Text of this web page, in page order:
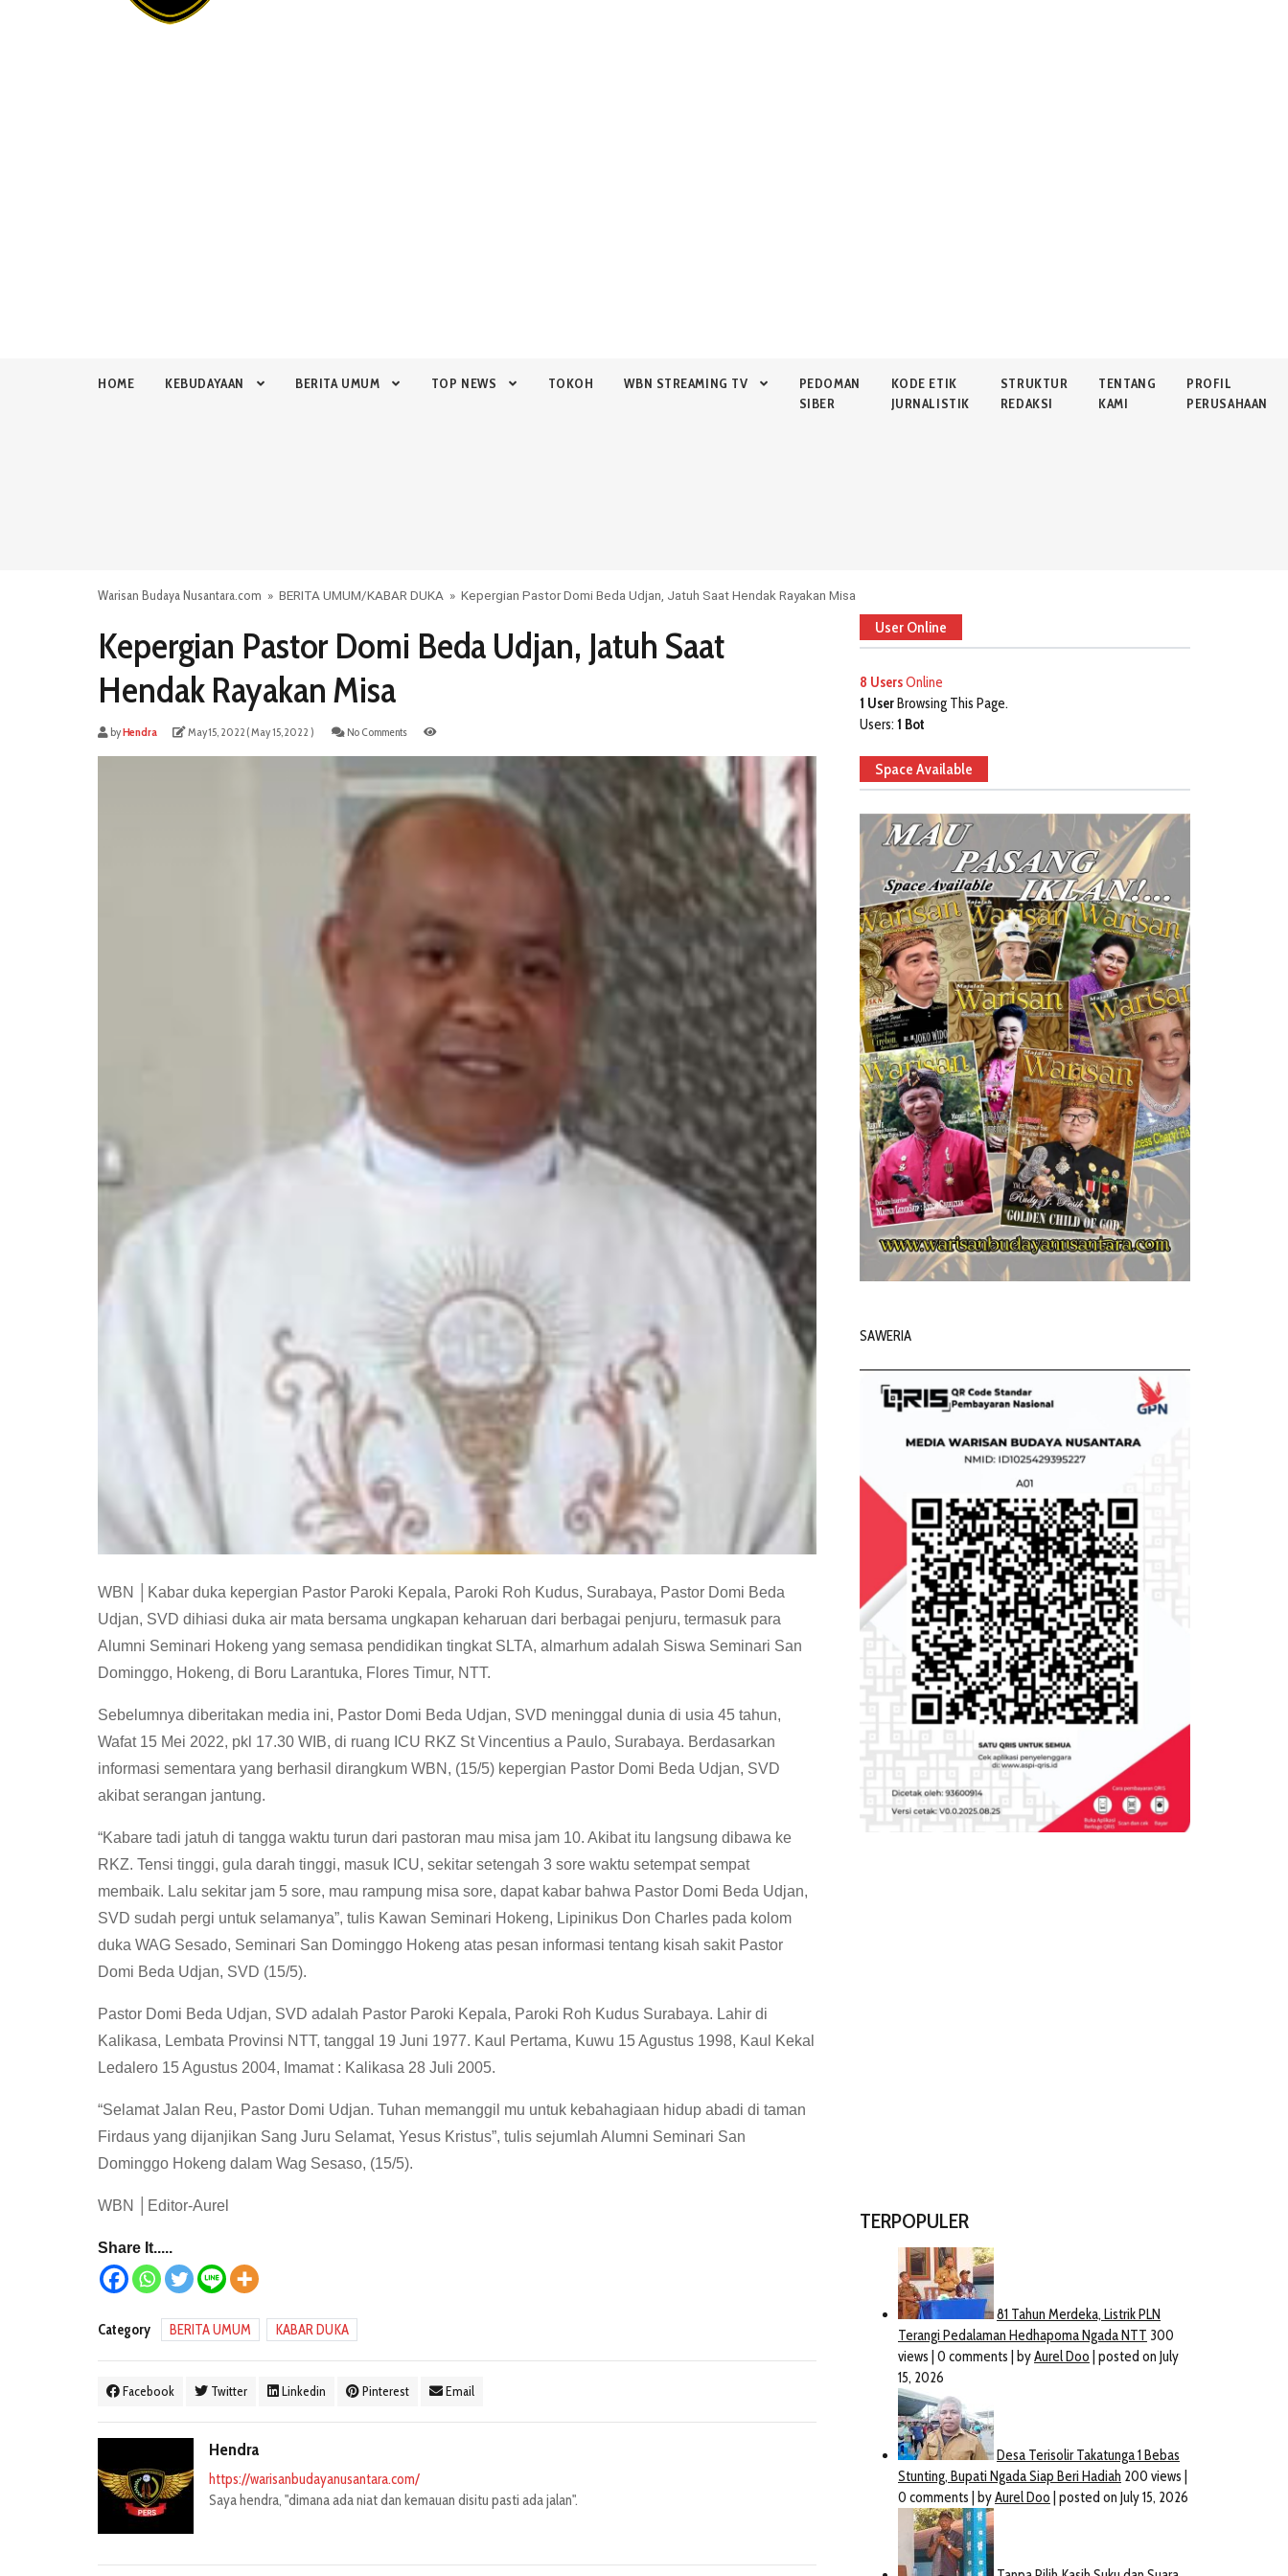
HOME KEBUDAYAAN BERITA UMUM TOP NEWS TOKOH WBN STREAMING TV
PEDOMAN
SIBER
KODE ETIK
JURNALISTIK
STRUKTUR
REDAKSI
TENTANG
KAMI
PROFIL
PERUSAHAAN
Warisan Budaya Nusantara.com » BERITA UMUM/KABAR DUKA » Kepergian Pastor Domi Beda Udjan, Jatuh Saat Hendak Rayakan Misa
Kepergian Pastor Domi Beda Udjan, Jatuh Saat
Hendak Rayakan Misa
byHendra May 15, 2022 ( May 15, 2022 ) No Comments
WBN │Kabar duka kepergian Pastor Paroki Kepala, Paroki Roh Kudus, Surabaya, Pastor Domi Beda
Udjan, SVD dihiasi duka air mata bersama ungkapan keharuan dari berbagai penjuru, termasuk para
Alumni Seminari Hokeng yang semasa pendidikan tingkat SLTA, almarhum adalah Siswa Seminari San
Dominggo, Hokeng, di Boru Larantuka, Flores Timur, NTT.
Sebelumnya diberitakan media ini, Pastor Domi Beda Udjan, SVD meninggal dunia di usia 45 tahun,
Wafat 15 Mei 2022, pkl 17.30 WIB, di ruang ICU RKZ St Vincentius a Paulo, Surabaya. Berdasarkan
informasi sementara yang berhasil dirangkum WBN, (15/5) kepergian Pastor Domi Beda Udjan, SVD
akibat serangan jantung.
“Kabare tadi jatuh di tangga waktu turun dari pastoran mau misa jam 10. Akibat itu langsung dibawa ke
RKZ. Tensi tinggi, gula darah tinggi, masuk ICU, sekitar setengah 3 sore waktu setempat sempat
membaik. Lalu sekitar jam 5 sore, mau rampung misa sore, dapat kabar bahwa Pastor Domi Beda Udjan,
SVD sudah pergi untuk selamanya”, tulis Kawan Seminari Hokeng, Lipinikus Don Charles pada kolom
duka WAG Sesado, Seminari San Dominggo Hokeng atas pesan informasi tentang kisah sakit Pastor
Domi Beda Udjan, SVD (15/5).
Pastor Domi Beda Udjan, SVD adalah Pastor Paroki Kepala, Paroki Roh Kudus Surabaya. Lahir di
Kalikasa, Lembata Provinsi NTT, tanggal 19 Juni 1977. Kaul Pertama, Kuwu 15 Agustus 1998, Kaul Kekal
Ledalero 15 Agustus 2004, Imamat : Kalikasa 28 Juli 2005.
“Selamat Jalan Reu, Pastor Domi Udjan. Tuhan memanggil mu untuk kebahagiaan hidup abadi di taman
Firdaus yang dijanjikan Sang Juru Selamat, Yesus Kristus”, tulis sejumlah Alumni Seminari San
Dominggo Hokeng dalam Wag Sesaso, (15/5).
WBN │Editor-Aurel
Share It.....
Category BERITA UMUM KABAR DUKA
Facebook Twitter Linkedin Pinterest Email
Hendra
https://warisanbudayanusantara.com/
Saya hendra, "dimana ada niat dan kemauan disitu pasti ada jalan".
User Online
8 UsersOnline
1 UserBrowsing This Page.
Users: 1 Bot
Space Available
SAWERIA
TERPOPULER